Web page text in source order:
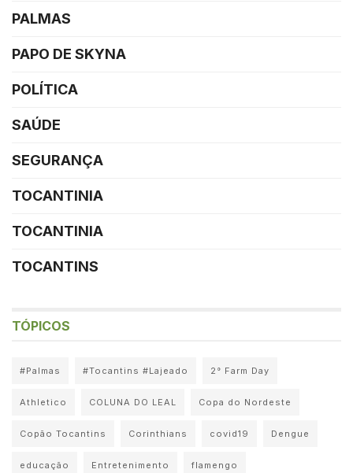
PALMAS
PAPO DE SKYNA
POLÍTICA
SAÚDE
SEGURANÇA
TOCANTINIA
TOCANTINIA
TOCANTINS
TÓPICOS
#Palmas #Tocantins #Lajeado 2° Farm Day
Athletico COLUNA DO LEAL Copa do Nordeste
Copão Tocantins Corinthians covid19 Dengue
educação Entretenimento flamengo